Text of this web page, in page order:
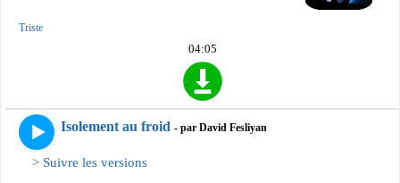
Triste
04:05
Isolement au froid - par David Fesliyan
> Suivre les versions